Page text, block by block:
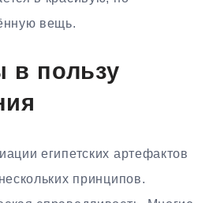
вещь.
в пользу
египетских артефактов
принципов.